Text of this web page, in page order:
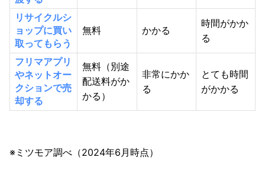
リサイクルシ
ョップに買い
取ってもらう
無料 かかる
時間がかか
る
フリマアプリ
やネットオー
クションで売
却する
無料（別途
配送料がか
かる）
非常にかか
る
とても時間
がかかる
※ミツモア調べ（2024年6月時点）